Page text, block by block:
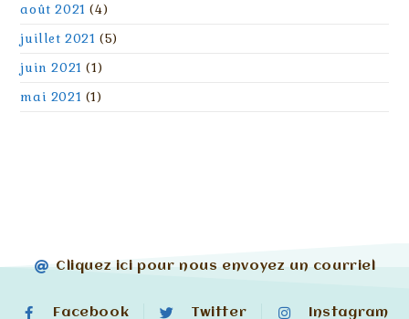
août 2021 (4)
juillet 2021 (5)
juin 2021 (1)
mai 2021 (1)
Cliquez ici pour nous envoyez un courriel
Facebook Twitter Instagram